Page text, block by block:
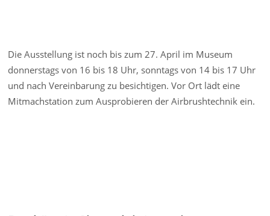
Die Ausstellung ist noch bis zum 27. April im Museum
donnerstags von 16 bis 18 Uhr, sonntags von 14 bis 17 Uhr
und nach Vereinbarung zu besichtigen. Vor Ort lädt eine
Mitmachstation zum Ausprobieren der Airbrushtechnik ein.